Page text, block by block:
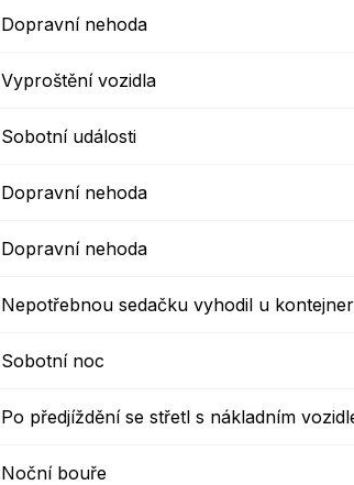
Dopravní nehoda
Vyproštění vozidla
Sobotní události
Dopravní nehoda
Dopravní nehoda
Nepotřebnou sedačku vyhodil u
Sobotní noc
Po předjíždění se střetl s nákladním
Noční bouře